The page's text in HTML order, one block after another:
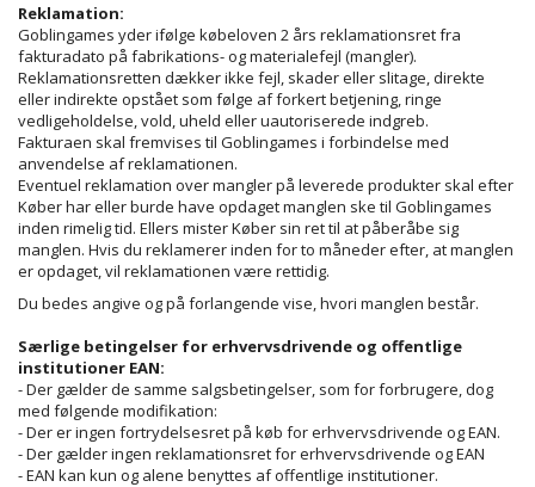
Reklamation:
Goblingames yder ifølge købeloven 2 års reklamationsret fra
fakturadato på fabrikations- og materialefejl (mangler).
Reklamationsretten dækker ikke fejl, skader eller slitage, direkte
eller indirekte opstået som følge af forkert betjening, ringe
vedligeholdelse, vold, uheld eller uautoriserede indgreb.
Fakturaen skal fremvises til Goblingames i forbindelse med
anvendelse af reklamationen.
Eventuel reklamation over mangler på leverede produkter skal efter
Køber har eller burde have opdaget manglen ske til Goblingames
inden rimelig tid. Ellers mister Køber sin ret til at påberåbe sig
manglen. Hvis du reklamerer inden for to måneder efter, at manglen
er opdaget, vil reklamationen være rettidig.
Du bedes angive og på forlangende vise, hvori manglen består.
Særlige betingelser for erhvervsdrivende og offentlige
institutioner EAN:
- Der gælder de samme salgsbetingelser, som for forbrugere, dog
med følgende modifikation:
- Der er ingen fortrydelsesret på køb for erhvervsdrivende og EAN.
- Der gælder ingen reklamationsret for erhvervsdrivende og EAN
- EAN kan kun og alene benyttes af offentlige institutioner.